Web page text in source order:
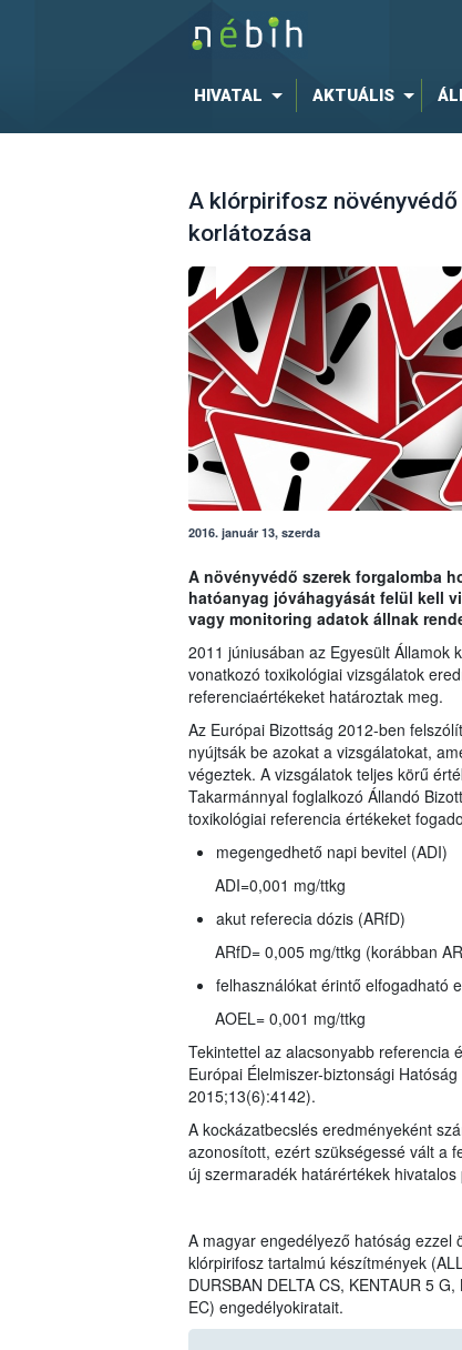
HIVATAL AKTUÁLIS
A klórpirifosz
korlátozása
2016. január 13, szerda
A növényvédő szerek forgalomba
hatóanyag jóváhagyását felül kell
vagy monitoring adatok állnak
2011 júniusában az Egyesült Államok
vonatkozó toxikológiai vizsgálatok
referenciaértékeket határoztak meg.
Az Európai Bizottság 2012-ben
nyújtsák be azokat a vizsgálatokat,
végeztek. A vizsgálatok teljes körű
Takarmánnyal foglalkozó Állandó
toxikológiai referencia értékeket
megengedhető napi bevitel (ADI)
ADI=0,001 mg/ttkg
akut referecia dózis (ARfD)
ARfD= 0,005 mg/ttkg (korábban
felhasználókat érintő elfogadható
AOEL= 0,001 mg/ttkg
Tekintettel az alacsonyabb referencia
Európai Élelmiszer-biztonsági
2015;13(6):4142).
A kockázatbecslés eredményeként
azonosított, ezért szükségessé vált a
új szermaradék határértékek
A magyar engedélyező hatóság
klórpirifosz tartalmú készítmények
DURSBAN DELTA CS, KENTAUR 5
EC) engedélyokiratait.